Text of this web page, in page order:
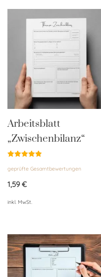
Arbeitsblatt
„Zwischenbilanz“
mit
von 5
geprüfte Gesamtbewertungen
1,59€
inkl. MwSt.